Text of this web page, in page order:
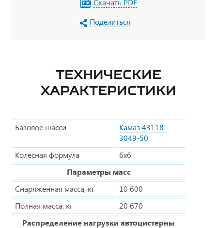
Скачать PDF
Поделиться
ТЕХНИЧЕСКИЕ
ХАРАКТЕРИСТИКИ
Базовое шасси
Камаз 43118-
3049-50
Колесная формула
6х6
Параметры масс
Снаряженная масса, кг
10 600
Полная масса, кг
20 670
Распределение нагрузки автоцистерны